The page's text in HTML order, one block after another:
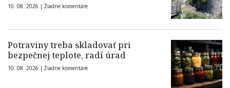
10. 08. 2026 | Žiadne komentáre
Potraviny treba skladovať pri
bezpečnej teplote, radí úrad
10. 08. 2026 | Žiadne komentáre